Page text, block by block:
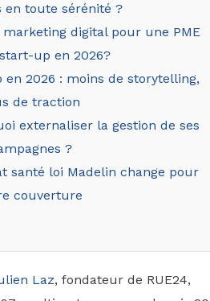
en toute sérénité ?
digital pour une PME
up en 2026?
2026 : moins de storytelling,
de traction
externaliser la gestion de ses
?
santé loi Madelin change pour
couverture
Laz, fondateur de RUE24,